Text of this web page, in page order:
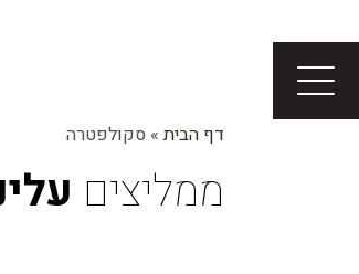
דף הבית» סקולפטרה
ממליצים